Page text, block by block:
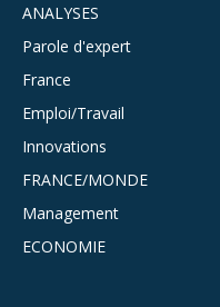
ANALYSES
Parole d'expert
France
Emploi/Travail
Innovations
FRANCE/MONDE
Management
ECONOMIE